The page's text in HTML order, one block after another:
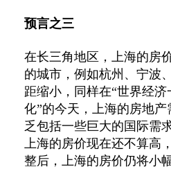
预言之三
在长三角地区，上海的房
的城市，例如杭州、宁波
距缩小，同样在“世界经
化”的今天，上海的房地
乏包括一些巨大的国际需
上海的房价现在还不算高
整后，上海的房价仍将小幅